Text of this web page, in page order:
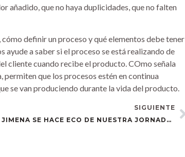
añadido, que no haya duplicidades, que no falten
definir un proceso y qué elementos debe tener
a saber si el proceso se está realizando de
cliente cuando recibe el producto. COmo señala
que los procesos estén en continua
se van produciendo durante la vida del producto.
SIGUIENTE
ONDA 4 JIMENA SE HACE ECO DE NUESTRA JORNADA ‘LA TRANSFORMACIÓN DIGITAL: CLAVE PARA EL TURISMO RURAL’